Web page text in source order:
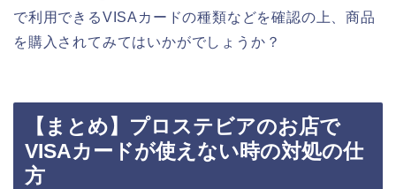
で利用できるVISAカードの種類などを確認の上、商品
を購入されてみてはいかがでしょうか？
【まとめ】プロステビアのお店で
VISAカードが使えない時の対処の仕
方